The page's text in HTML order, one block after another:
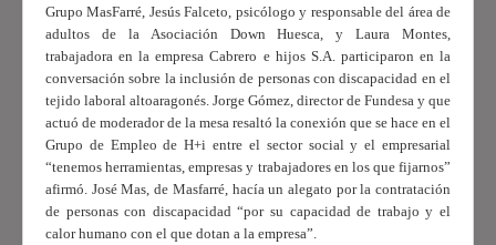
Grupo MasFarré, Jesús Falceto, psicólogo y responsable del área de
adultos de la Asociación Down Huesca, y Laura Montes,
trabajadora en la empresa Cabrero e hijos S.A. participaron en la
conversación sobre la inclusión de personas con discapacidad en el
tejido laboral altoaragonés. Jorge Gómez, director de Fundesa y que
actuó de moderador de la mesa resaltó la conexión que se hace en el
Grupo de Empleo de H+i entre el sector social y el empresarial
“tenemos herramientas, empresas y trabajadores en los que fijarnos”
afirmó. José Mas, de Masfarré, hacía un alegato por la contratación
de personas con discapacidad “por su capacidad de trabajo y el
calor humano con el que dotan a la empresa”.